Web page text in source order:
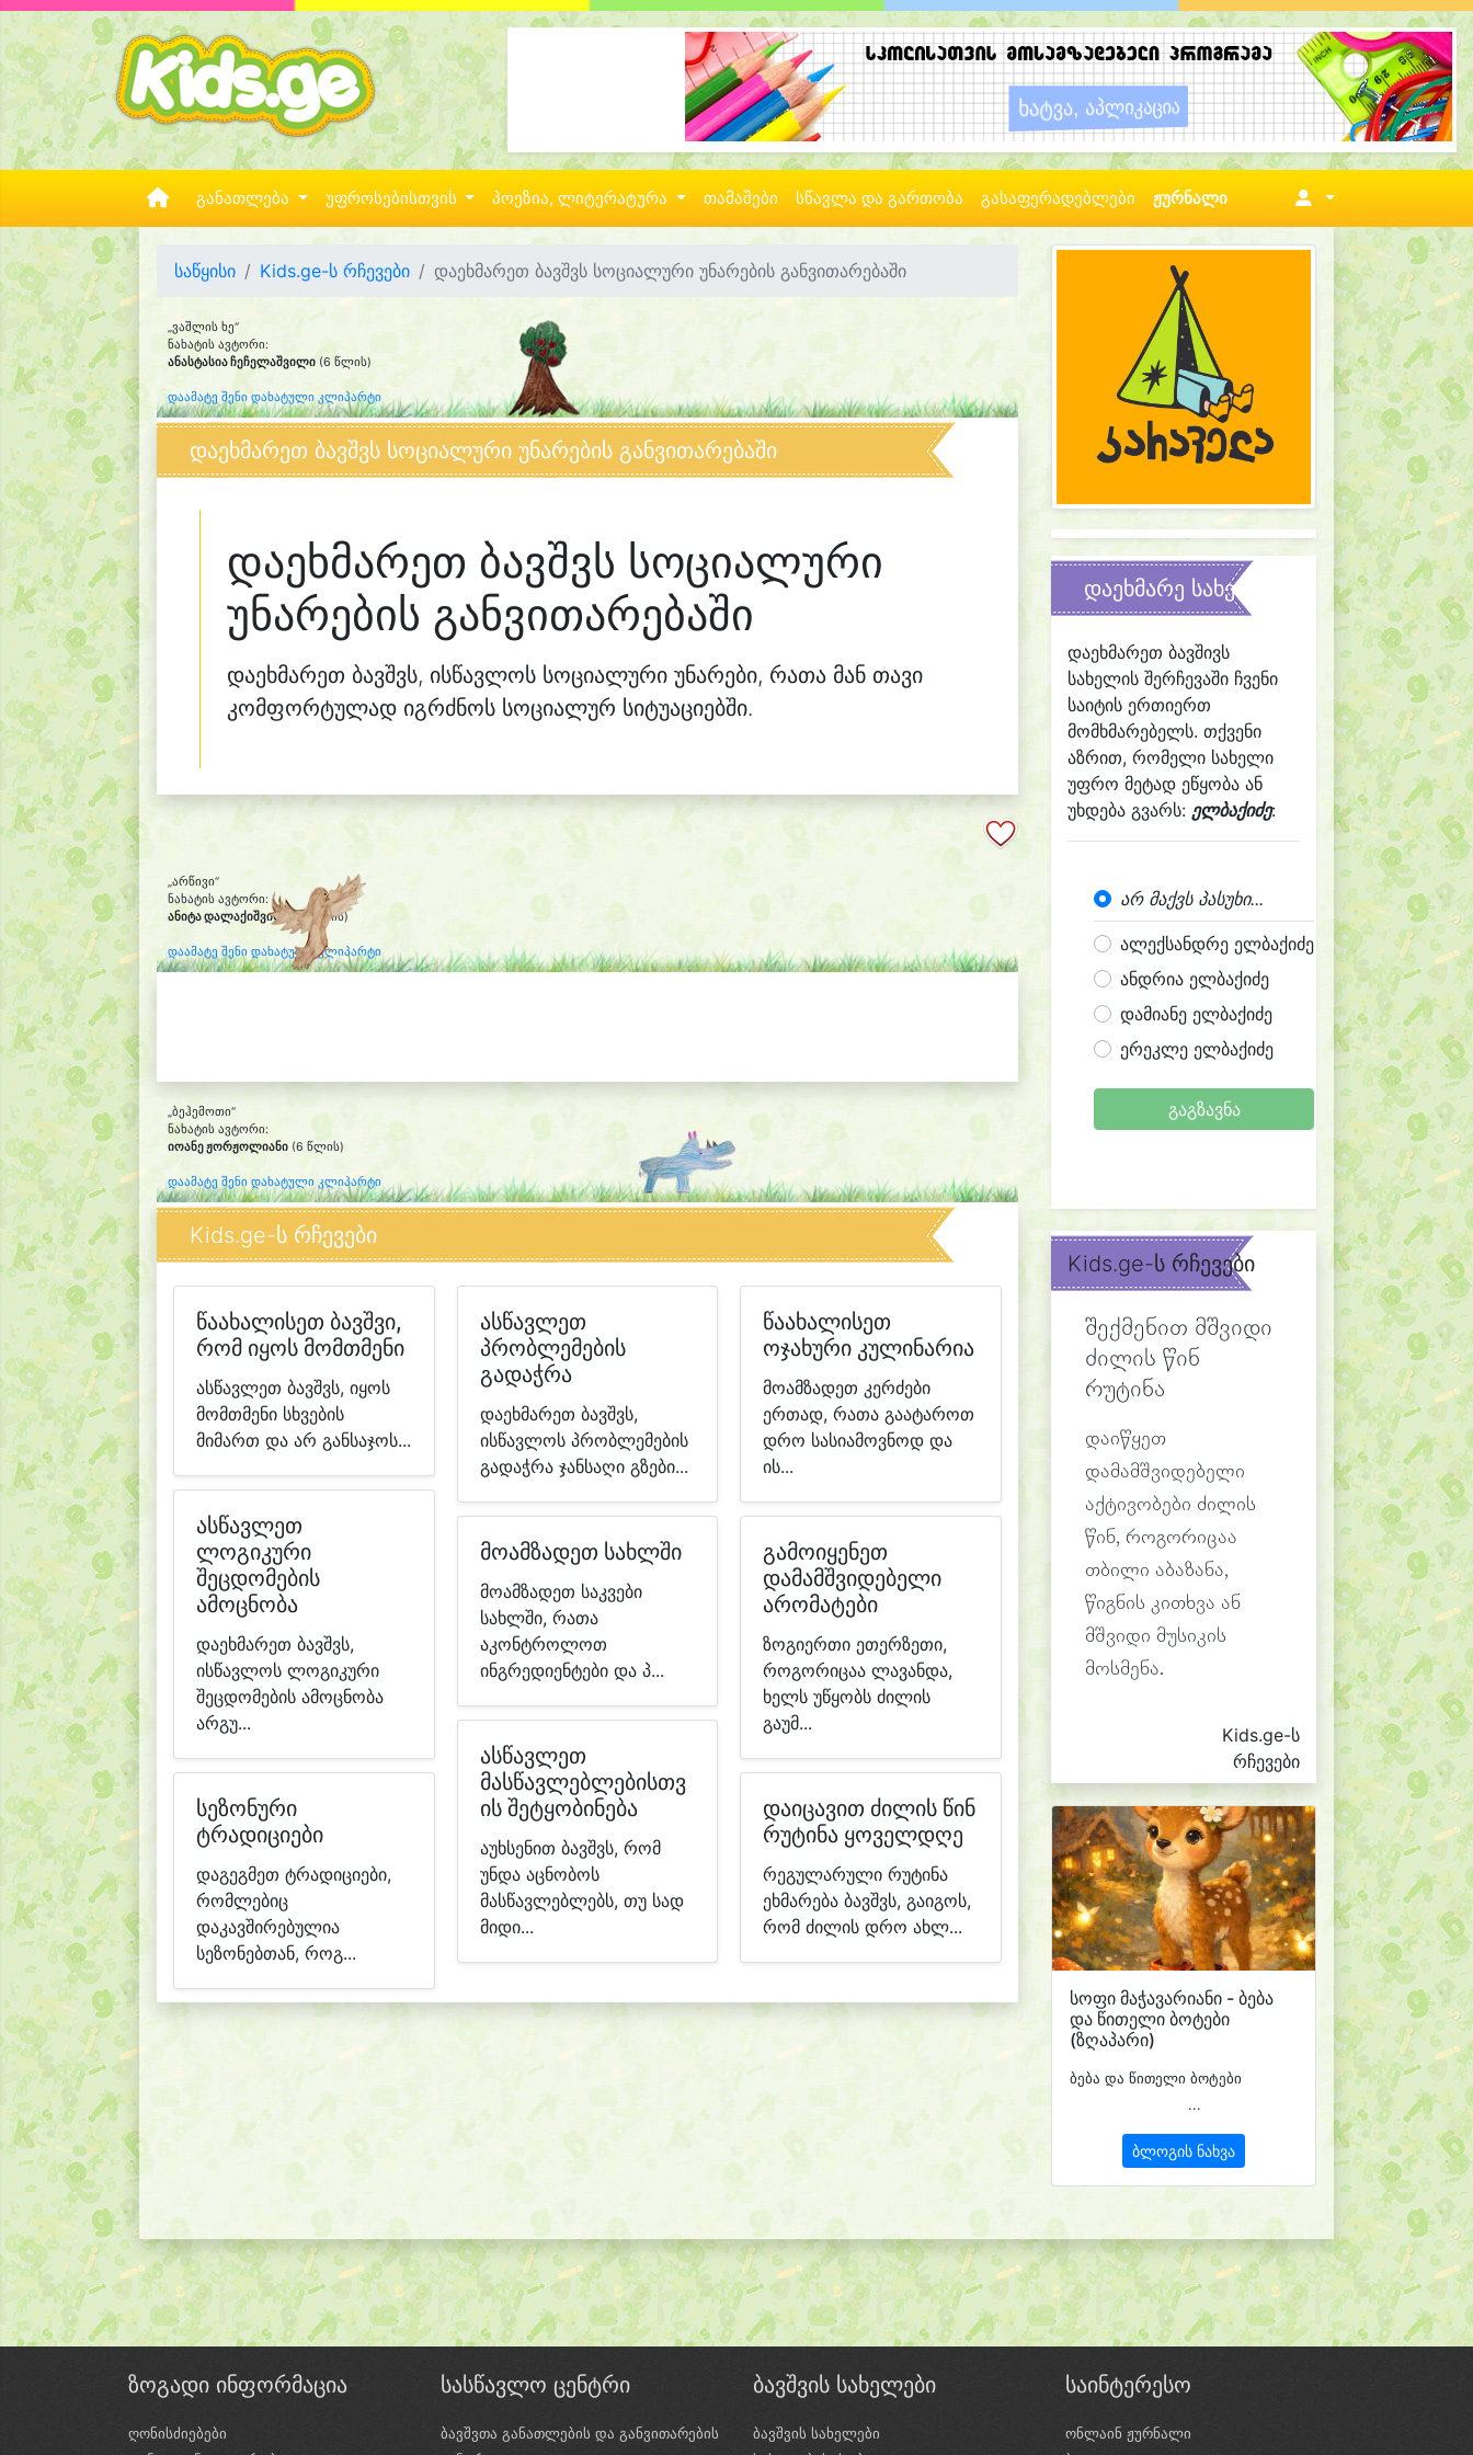
განათლება უფროსებისთვის პოეზია, ლიტერატურა თამაშები სწავლა და გართობა გასაფერადებლები ჟურნალი
საწყისი Kids.ge-ს რჩევები დაეხმარეთ ბავშვს სოციალური უნარების განვითარებაში
„ვაშლის ხე“
ნახატის ავტორი:
ანასტასია ჩეჩელაშვილი(6 წლის)
დაამატე შენი დახატული კლიპარტი
დაეხმარეთ ბავშვს სოციალური უნარების განვითარებაში
დაეხმარეთ ბავშვს სოციალური
უნარების განვითარებაში
დაეხმარეთ ბავშვს, ისწავლოს სოციალური უნარები, რათა მან თავი
კომფორტულად იგრძნოს სოციალურ სიტუაციებში.
„არწივი“
ნახატის ავტორი:
ანიტა დალაქიშვილი(8 წლის)
დაამატე შენი დახატული კლიპარტი
„ბეჰემოთი“
ნახატის ავტორი:
იოანე ჟორჟოლიანი (6 წლის)
დაამატე შენი დახატული კლიპარტი
Kids.ge-ს რჩევები
წაახალისეთ ბავშვი,
რომ იყოს მომთმენი
ასწავლეთ ბავშვს, იყოს
მომთმენი სხვების
მიმართ და არ განსაჯოს...
ასწავლეთ
ლოგიკური
შეცდომების
ამოცნობა
დაეხმარეთ ბავშვს,
ისწავლოს ლოგიკური
შეცდომების ამოცნობა
არგუ...
სეზონური
ტრადიციები
დაგეგმეთ ტრადიციები,
რომლებიც
დაკავშირებულია
სეზონებთან, როგ...
ასწავლეთ
პრობლემების
გადაჭრა
დაეხმარეთ ბავშვს,
ისწავლოს პრობლემების
გადაჭრა ჯანსაღი გზები...
მოამზადეთ სახლში
მოამზადეთ საკვები
სახლში, რათა
აკონტროლოთ
ინგრედიენტები და პ...
ასწავლეთ
მასწავლებლებისთვ
ის შეტყობინება
აუხსენით ბავშვს, რომ
უნდა აცნობოს
მასწავლებლებს, თუ სად
მიდი...
წაახალისეთ
ოჯახური კულინარია
მოამზადეთ კერძები
ერთად, რათა გაატაროთ
დრო სასიამოვნოდ და
ის...
გამოიყენეთ
დამამშვიდებელი
არომატები
ზოგიერთი ეთერზეთი,
როგორიცაა ლავანდა,
ხელს უწყობს ძილის
გაუმ...
დაიცავით ძილის წინ
რუტინა ყოველდღე
რეგულარული რუტინა
ეხმარება ბავშვს, გაიგოს,
რომ ძილის დრო ახლ...
დაეხმარე სახელის შერჩევაში
დაეხმარეთ ბავშივს
სახელის შერჩევაში ჩვენი
საიტის ერთიერთ
მომხმარებელს. თქვენი
აზრით, რომელი სახელი
უფრო მეტად ეწყობა ან
უხდება გვარს: ელბაქიძე:
არ მაქვს პასუხი...
ალექსანდრე ელბაქიძე
ანდრია ელბაქიძე
დამიანე ელბაქიძე
ერეკლე ელბაქიძე
გაგზავნა
Kids.ge-ს რჩევები
შექმენით მშვიდი
ძილის წინ
რუტინა
დაიწყეთ
დამამშვიდებელი
აქტივობები ძილის
წინ, როგორიცაა
თბილი აბაზანა,
წიგნის კითხვა ან
მშვიდი მუსიკის
მოსმენა.
Kids.ge-ს
რჩევები
სოფი მაჭავარიანი - ბება
და წითელი ბოტები
(ზღაპარი)
ბება და წითელი ბოტები
...
ბლოგის ნახვა
ზოგადი ინფორმაცია
ღონისძიებები
სასწავლო ცენტრი
ბავშვთა განათლების და განვითარების
ბავშვის სახელები
ბავშვის სახელები
საინტერესო
ონლაინ ჟურნალი